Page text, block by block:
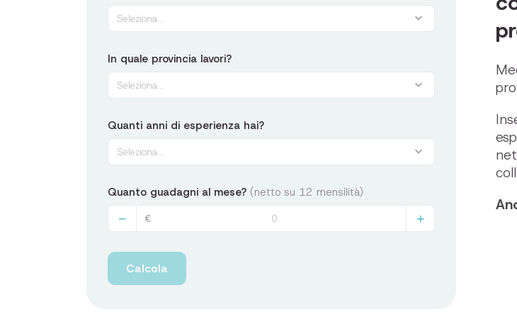
Seleziona...
In quale provincia lavori?
Seleziona...
Quanti anni di esperienza hai?
Seleziona...
Quanto guadagni al mese? (netto su 12 mensilità)
− € +
Calcola